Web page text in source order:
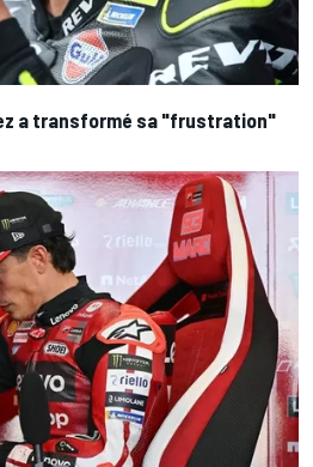
a transformé sa "frustration"